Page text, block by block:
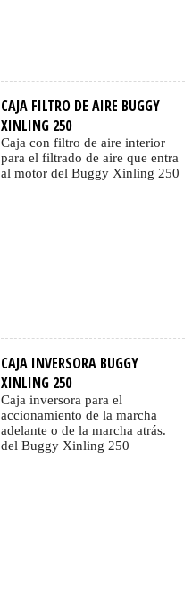
CAJA FILTRO DE AIRE BUGGY
XINLING 250
Caja con filtro de aire interior
para el filtrado de aire que entra
al motor del Buggy Xinling 250
CAJA INVERSORA BUGGY
XINLING 250
Caja inversora para el
accionamiento de la marcha
adelante o de la marcha atrás.
del Buggy Xinling 250